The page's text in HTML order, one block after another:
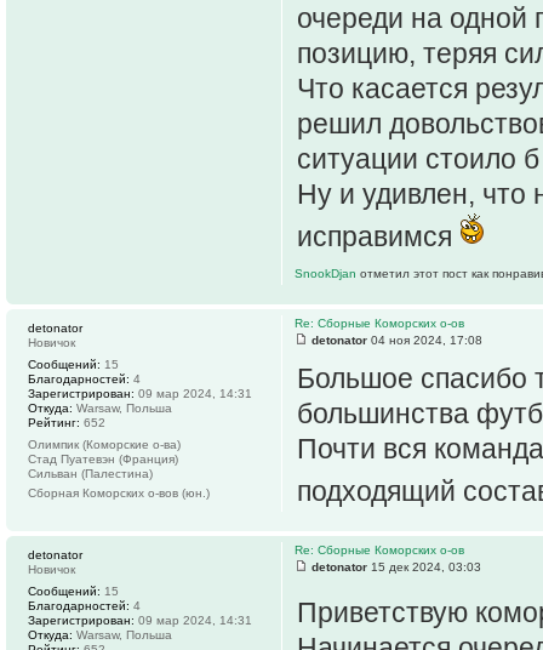
очереди на одной
позицию, теряя
Что касается
решил
ситуации стоило
Ну и удивлен, что
исправимся
SnookDjan отметил этот пост как
Re: Сборные Коморских о-ов
detonator 04 ноя 2024, 17:08
Большое спасибо
большинства
Почти вся
подходящий
detonator
Новичок
Сообщений: 15
Благодарностей: 4
Зарегистрирован: 09 мар 2024, 14:31
Откуда: Warsaw, Польша
Рейтинг: 652
Олимпик (Коморские о-ва)
Стад Пуатевэн (Франция)
Сильван (Палестина)
Сборная Коморских о-вов (юн.)
Re: Сборные Коморских о-ов
detonator 15 дек 2024, 03:03
Приветствую
detonator
Новичок
Сообщений: 15
Благодарностей: 4
Зарегистрирован: 09 мар 2024, 14:31
Откуда: Warsaw, Польша